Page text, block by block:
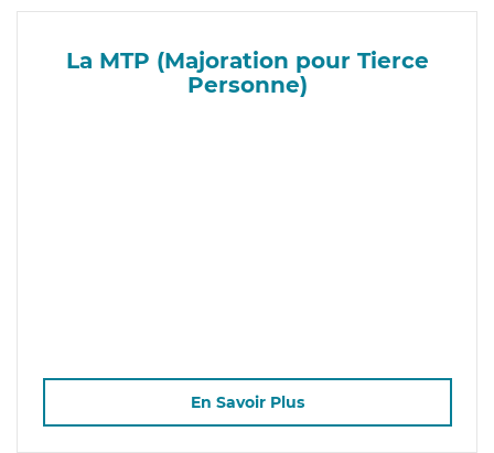
La MTP (Majoration pour Tierce
Personne)
En Savoir Plus